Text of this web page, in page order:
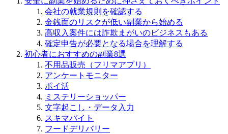
会社の就業規則を確認する
金銭面のリスクが低い副業から始める
高収入案件には詐欺まがいのビジネスもある
確定申告が必要となる場合を理解する
初心者におすすめの副業8選
不用品販売（フリマアプリ）
アンケートモニター
ポイ活
ミステリーショッパー
文字起こし・データ入力
スキマバイト
フードデリバリー